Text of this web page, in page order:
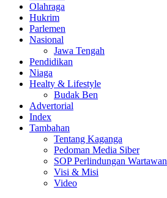
Olahraga
Hukrim
Parlemen
Nasional
Jawa Tengah
Pendidikan
Niaga
Healty & Lifestyle
Budak Ben
Advertorial
Index
Tambahan
Tentang Kaganga
Pedoman Media Siber
SOP Perlindungan Wartawan
Visi & Misi
Video